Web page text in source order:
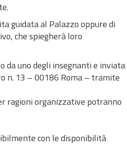
guidata al Palazzo oppure di
che spiegherà loro
da uno degli insegnanti e inviata
n. 13 – 00186 Roma – tramite
ragioni organizzative potranno
con le disponibilità